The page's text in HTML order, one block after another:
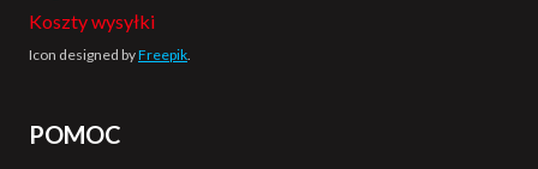
Koszty wysyłki
Icon designed byFreepik.
POMOC